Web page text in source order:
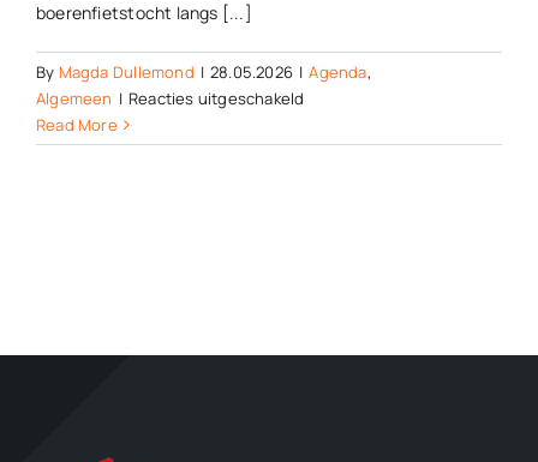
boerenfietstocht langs [...]
By Magda Dullemond | 28.05.2026 | Agenda,
Algemeen | Reacties uitgeschakeld
langs
Read More